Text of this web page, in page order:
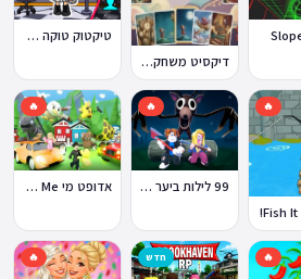
דיקסיט משחק Dixit
טיקטוק טוקה בוקה
🔥
🔥
99 לילות ביער Nights in the Forest
🔥
אדופט מי Adopt Me!
🔥 חדש 🔥